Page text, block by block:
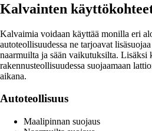
Kalvainten
Kalvaimia voidaan käyttää monilla eri
autoteollisuudessa ne tarjoavat
naarmuilta ja sään vaikutuksilta. Lisäksi
rakennusteollisuudessa suojaamaan
aikana.
Autoteollisuus
Maalipinnan suojaus